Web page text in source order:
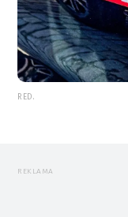
RED.
REKLAMA